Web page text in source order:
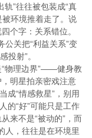
”往往被包装成“真
被环境推着走了。说
个字：关系错位。
公关把“利益关系”变
投射”。
“物理边界”——健身教
明星拍亲密戏注意
成“情感救星”，别用
的“好”可能只是工作
来不是“被动的”，而
人，往往是在环境里